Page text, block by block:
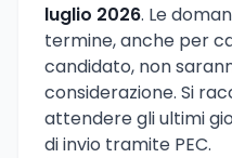
luglio 2026. Le
termine, anche per
candidato, non
considerazione. Si
attendere gli ultimi
di invio tramite PEC.